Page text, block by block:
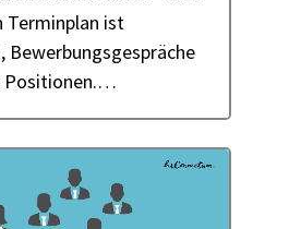
Terminplan ist
Bewerbungsgespräche
Positionen.…